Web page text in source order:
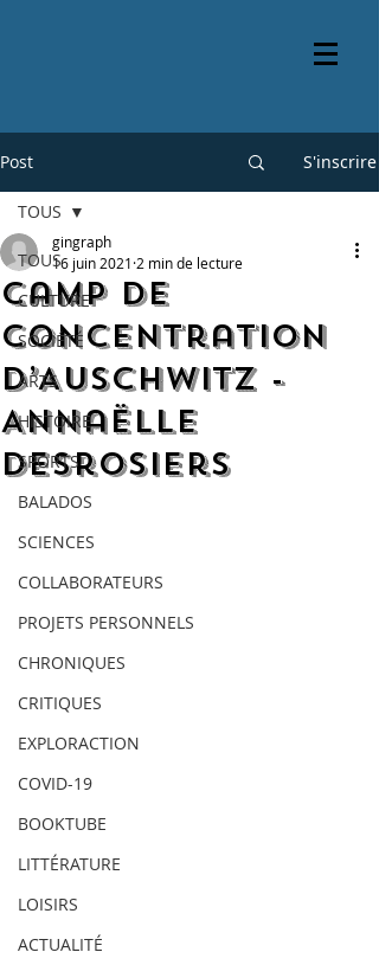
Post S'inscrire
TOUS
CULTURE
SOCIÉTÉ
ARTS
HISTOIRE
SPORTS
BALADOS
SCIENCES
COLLABORATEURS
PROJETS PERSONNELS
CHRONIQUES
CRITIQUES
EXPLORACTION
COVID-19
BOOKTUBE
LITTÉRATURE
LOISIRS
ACTUALITÉ
TOUS
Camp de
concentration
d’Auschwitz -
Annaëlle
Desrosiers
gingraph
16 juin 2021 2 min de lecture